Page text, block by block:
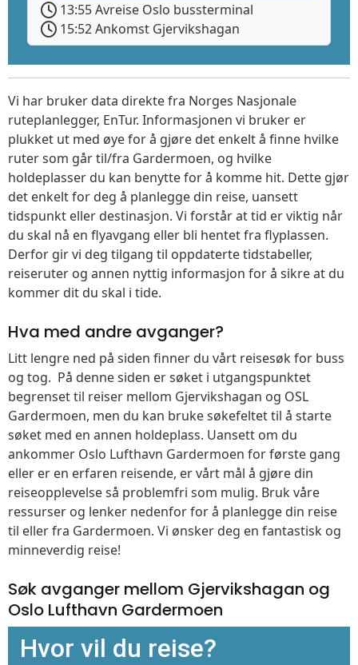
13:55 Avreise Oslo bussterminal
15:52 Ankomst Gjervikshagan
Vi har bruker data direkte fra Norges Nasjonale
ruteplanlegger, EnTur. Informasjonen vi bruker er
plukket ut med øye for å gjøre det enkelt å finne hvilke
ruter som går til/fra Gardermoen, og hvilke
holdeplasser du kan benytte for å komme hit. Dette gjør
det enkelt for deg å planlegge din reise, uansett
tidspunkt eller destinasjon. Vi forstår at tid er viktig når
du skal nå en flyavgang eller bli hentet fra flyplassen.
Derfor gir vi deg tilgang til oppdaterte tidstabeller,
reiseruter og annen nyttig informasjon for å sikre at du
kommer dit du skal i tide.
Hva med andre avganger?
Litt lengre ned på siden finner du vårt reisesøk for buss
og tog. På denne siden er søket i utgangspunktet
begrenset til reiser mellom Gjervikshagan og OSL
Gardermoen, men du kan bruke søkefeltet til å starte
søket med en annen holdeplass. Uansett om du
ankommer Oslo Lufthavn Gardermoen for første gang
eller er en erfaren reisende, er vårt mål å gjøre din
reiseopplevelse så problemfri som mulig. Bruk våre
ressurser og lenker nedenfor for å planlegge din reise
til eller fra Gardermoen. Vi ønsker deg en fantastisk og
minneverdig reise!
Søk avganger mellom Gjervikshagan og
Oslo Lufthavn Gardermoen
Hvor vil du reise?